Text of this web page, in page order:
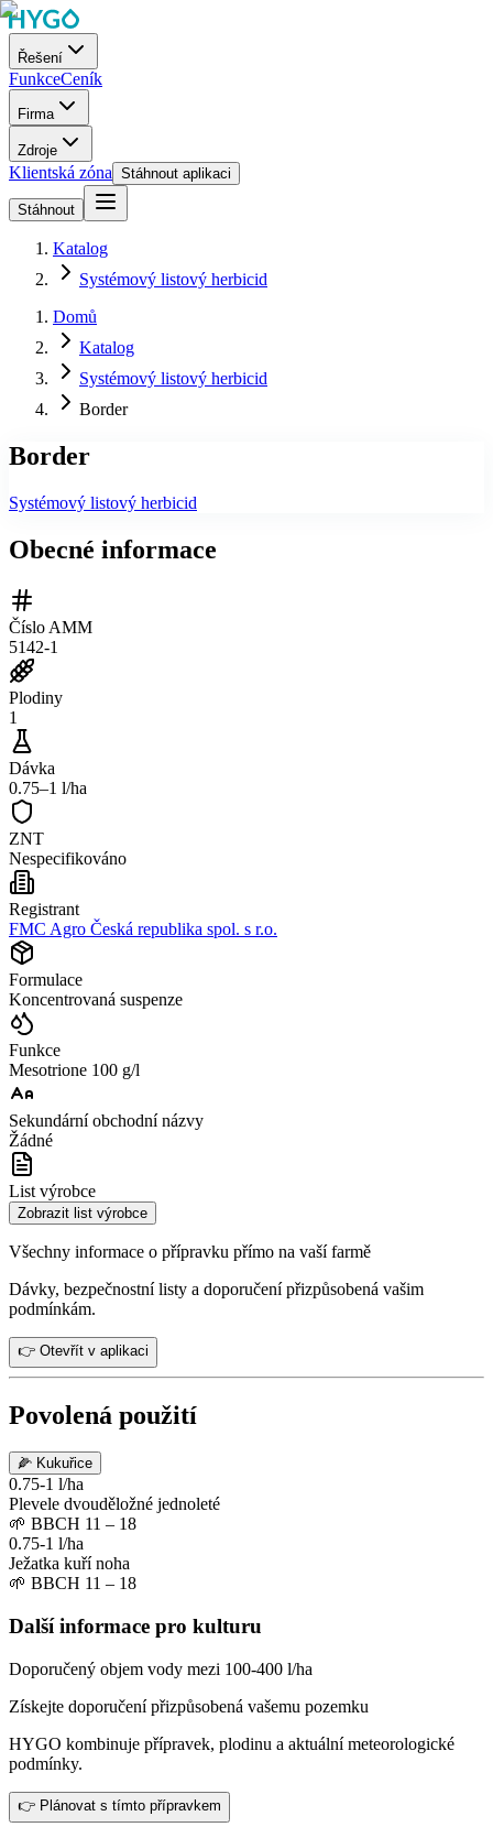
Řešení
FunkceCeník
Firma
Zdroje
Klientská zóna Stáhnout aplikaci
Stáhnout
Katalog
Systémový listový herbicid
Domů
Katalog
Systémový listový herbicid
Border
Border
Systémový listový herbicid
Obecné informace
Číslo AMM
5142-1
Plodiny
1
Dávka
0.75–1 l/ha
ZNT
Nespecifikováno
Registrant
FMC Agro Česká republika spol. s r.o.
Formulace
Koncentrovaná suspenze
Funkce
Mesotrione 100 g/l
Sekundární obchodní názvy
Žádné
List výrobce
Zobrazit list výrobce
Všechny informace o přípravku přímo na vaší farmě
Dávky, bezpečnostní listy a doporučení přizpůsobená vašim
podmínkám.
👉 Otevřít v aplikaci
Povolená použití
🌽 Kukuřice
0.75-1 l/ha
Plevele dvouděložné jednoleté
🌱 BBCH 11 – 18
0.75-1 l/ha
Ježatka kuří noha
🌱 BBCH 11 – 18
Další informace pro kulturu
Doporučený objem vody mezi 100-400 l/ha
Získejte doporučení přizpůsobená vašemu pozemku
HYGO kombinuje přípravek, plodinu a aktuální meteorologické
podmínky.
👉 Plánovat s tímto přípravkem